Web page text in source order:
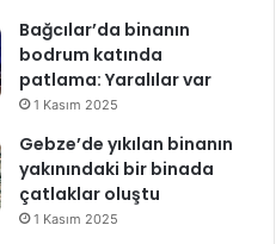
Bağcılar’da binanın
bodrum katında
patlama: Yaralılar var
1 Kasım 2025
Gebze’de yıkılan binanın
yakınındaki bir binada
çatlaklar oluştu
1 Kasım 2025